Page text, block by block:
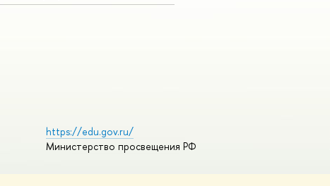
https://edu.gov.ru/
Министерство просвещения РФ